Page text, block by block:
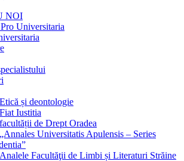
NOI
Universitaria
și deontologie
Iustitia
de Drept Oradea
Universitatis Apulensis – Series
Facultăţii de Limbi și Literaturi Străine